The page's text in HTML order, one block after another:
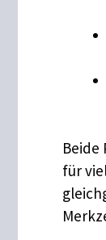
Beide
für